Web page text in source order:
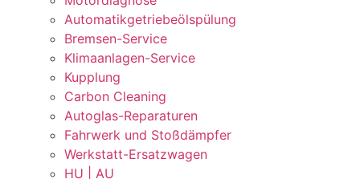
Automatikgetriebeölspülung
Bremsen-Service
Klimaanlagen-Service
Kupplung
Carbon Cleaning
Autoglas-Reparaturen
Fahrwerk und Stoßdämpfer
Werkstatt-Ersatzwagen
HU | AU